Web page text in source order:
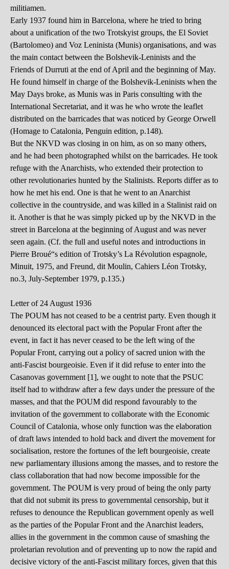
militiamen.
Early 1937 found him in Barcelona, where he tried to bring
about a unification of the two Trotskyist groups, the El Soviet
(Bartolomeo) and Voz Leninista (Munis) organisations, and was
the main contact between the Bolshevik-Leninists and the
Friends of Durruti at the end of April and the beginning of May.
He found himself in charge of the Bolshevik-Leninists when the
May Days broke, as Munis was in Paris consulting with the
International Secretariat, and it was he who wrote the leaflet
distributed on the barricades that was noticed by George Orwell
(Homage to Catalonia, Penguin edition, p.148).
But the NKVD was closing in on him, as on so many others,
and he had been photographed whilst on the barricades. He took
refuge with the Anarchists, who extended their protection to
other revolutionaries hunted by the Stalinists. Reports differ as to
how he met his end. One is that he went to an Anarchist
collective in the countryside, and was killed in a Stalinist raid on
it. Another is that he was simply picked up by the NKVD in the
street in Barcelona at the beginning of August and was never
seen again. (Cf. the full and useful notes and introductions in
Pierre Broué“s edition of Trotsky’s La Révolution espagnole,
Minuit, 1975, and Freund, dit Moulin, Cahiers Léon Trotsky,
no.3, July-September 1979, p.135.)
Letter of 24 August 1936
The POUM has not ceased to be a centrist party. Even though it
denounced its electoral pact with the Popular Front after the
event, in fact it has never ceased to be the left wing of the
Popular Front, carrying out a policy of sacred union with the
anti-Fascist bourgeoisie. Even if it did refuse to enter into the
Casanovas government [1], we ought to note that the PSUC
itself had to withdraw after a few days under the pressure of the
masses, and that the POUM did respond favourably to the
invitation of the government to collaborate with the Economic
Council of Catalonia, whose only function was the elaboration
of draft laws intended to hold back and divert the movement for
socialisation, restore the fortunes of the left bourgeoisie, create
new parliamentary illusions among the masses, and to restore the
class collaboration that had now become impossible for the
government. The POUM is very proud of being the only party
that did not submit its press to governmental censorship, but it
refuses to denounce the Republican government openly as well
as the parties of the Popular Front and the Anarchist leaders,
allies in the government in the common cause of smashing the
proletarian revolution and of preventing up to now the rapid and
decisive victory of the anti-Fascist military forces, given that this